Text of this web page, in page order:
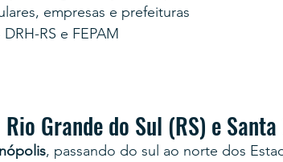
empresas e prefeituras
RS e FEPAM
Grande do Sul (RS) e
, passando do sul ao norte dos